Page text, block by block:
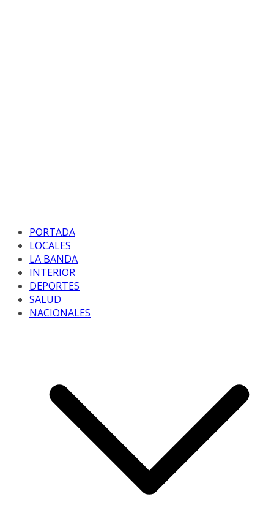
PORTADA
LOCALES
LA BANDA
INTERIOR
DEPORTES
SALUD
NACIONALES